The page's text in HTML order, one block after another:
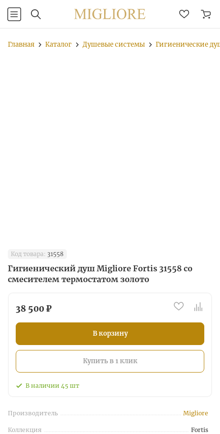
Главная Каталог Душевые системы Гигиенические
Код товара: 31558
Гигиенический душ Migliore Fortis 31558 со
смесителем термостатом золото
38 500 ₽
В корзину
Купить в 1 клик
В наличии 45 шт
Производитель Migliore
Коллекция Fortis